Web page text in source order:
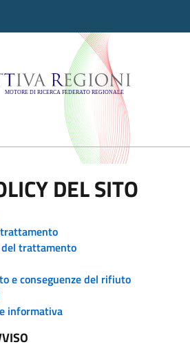
Regioni -
DEL SITO
trattamento
e conseguenze del rifiuto
informativa